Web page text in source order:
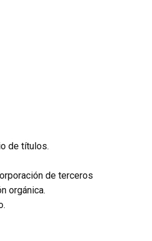
de títulos.
de terceros
orgánica.